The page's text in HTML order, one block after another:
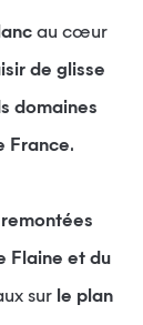
au cœur
de glisse
domaines
France.
Flaine et du
sur le plan